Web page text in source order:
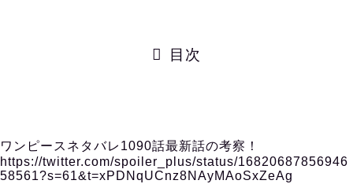
目次
ワンピースネタバレ1090話最新話の考察！
https://twitter.com/spoiler_plus/status/16820687856946
58561?s=61&t=xPDNqUCnz8NAyMAoSxZeAg